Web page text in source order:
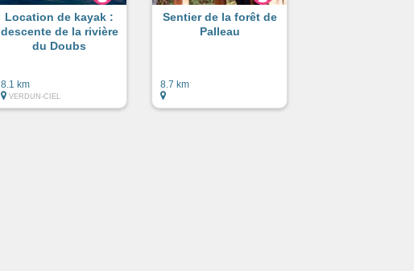
Location de kayak :
descente de la rivière
du Doubs
8.1 km
VERDUN-CIEL
Sentier de la forêt de
Palleau
8.7 km